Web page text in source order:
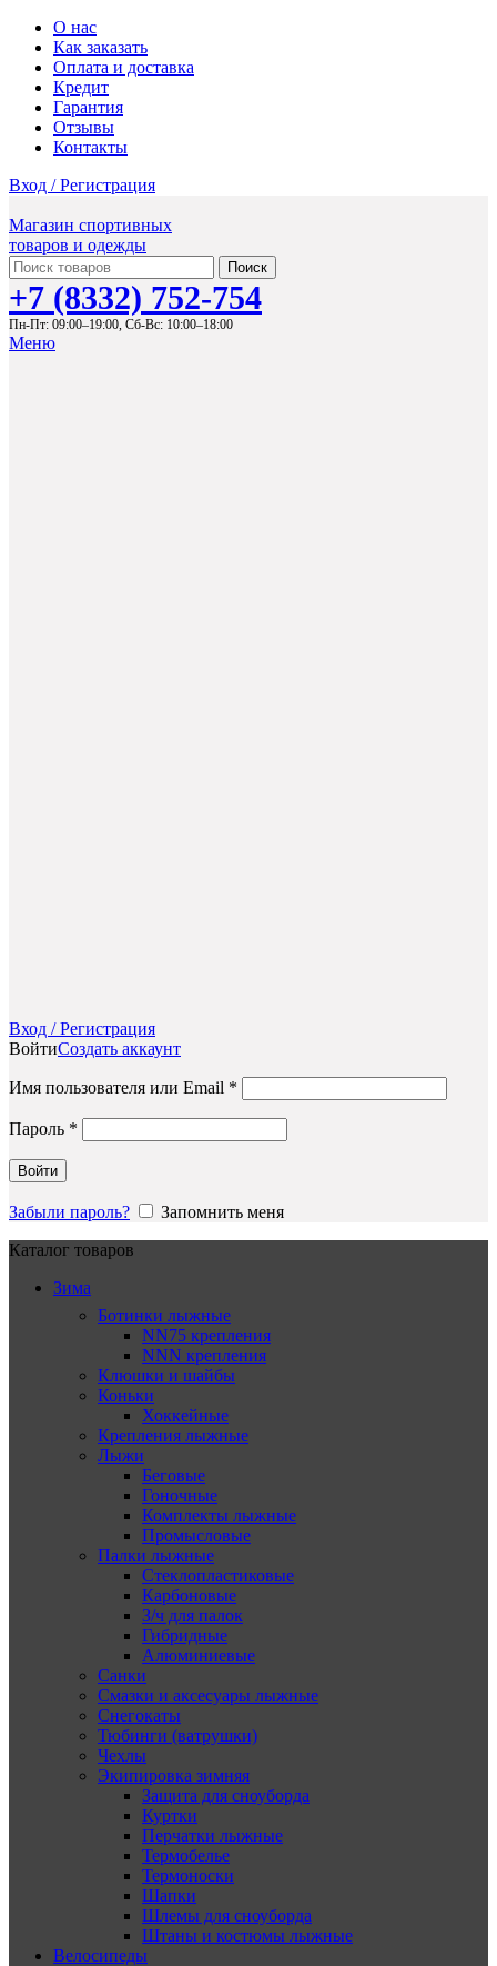
О нас
Как заказать
Оплата и доставка
Кредит
Гарантия
Отзывы
Контакты
Вход / Регистрация
Магазин спортивных
товаров и одежды
Поиск
+7 (8332) 752-754
Пн-Пт: 09:00–19:00, Сб-Вс: 10:00–18:00
Меню
Вход / Регистрация
ВойтиСоздать аккаунт
Имя пользователя или Email *
Пароль *
Войти
Забыли пароль?
Запомнить меня
Каталог товаров
Зима
Ботинки лыжные
NN75 крепления
NNN крепления
Клюшки и шайбы
Коньки
Хоккейные
Крепления лыжные
Лыжи
Беговые
Гоночные
Комплекты лыжные
Промысловые
Палки лыжные
Стеклопластиковые
Карбоновые
З/ч для палок
Гибридные
Алюминиевые
Санки
Смазки и аксесуары лыжные
Снегокаты
Тюбинги (ватрушки)
Чехлы
Экипировка зимняя
Защита для сноуборда
Куртки
Перчатки лыжные
Термобелье
Термоноски
Шапки
Шлемы для сноуборда
Штаны и костюмы лыжные
Велосипеды